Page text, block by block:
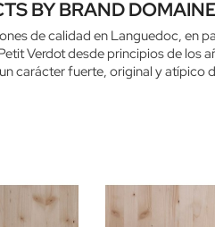
BY BRAND
de calidad en Languedoc, en
Verdot desde principios de los
carácter fuerte, original y atípico